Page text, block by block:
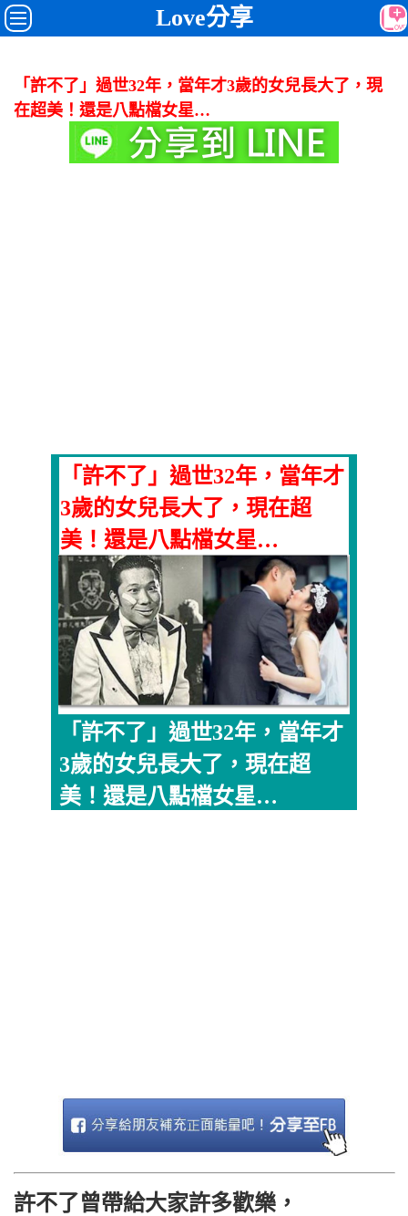
Love分享
「許不了」過世32年，當年才3歲的女兒長大了，現
在超美！還是八點檔女星…
「許不了」過世32年，當年才
3歲的女兒長大了，現在超
美！還是八點檔女星…
「許不了」過世32年，當年才
3歲的女兒長大了，現在超
美！還是八點檔女星…
許不了曾帶給大家許多歡樂，